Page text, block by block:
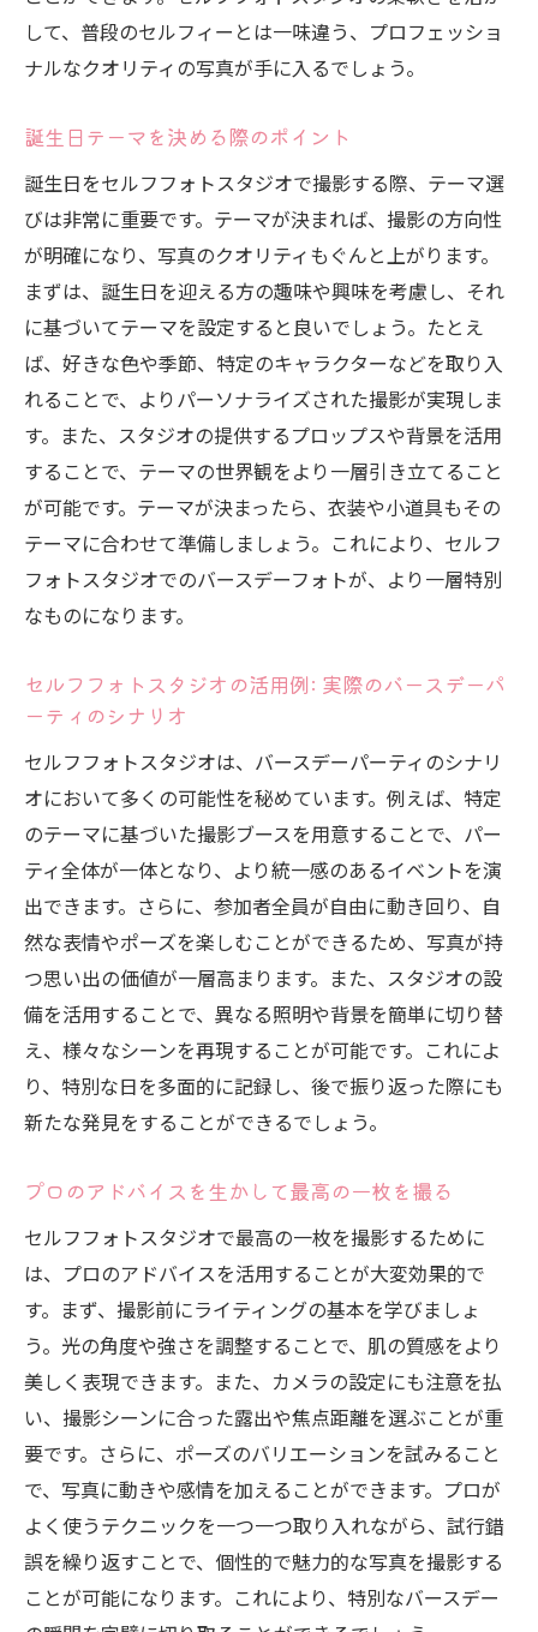
自由度が高いからこそ生まれるクリエイテ
ィブな写真
でのバースデー撮影
人気のテーマを取り入れたバースデー撮影
のアイディア
セルフフォトスタジオでのテーマ別撮影例
限られた時間で最大限の効果を得るための
テーマ選び
家族写真や個人写真、それぞれのテーマの
工夫
テーマに沿ったデコレーションのアイディ
ア
撮影後の写真加工でテーマを強調する方法
家族と友人と楽しむセルフフォトスタジオでの
特別な一日
ション術
友人と撮影する際のポーズや演出
セルフフォトスタジオでの団体撮影のコツ
みんなで楽しめる！テーマに合わせたゲー
ムやアクティビティ
思い出に残る瞬間を共有するためのグルー
プ撮影
写真だけでなく、動画にもチャレンジして
みよう
セルフフォトスタジオで撮る高品質なバースデ
ーフォトのコツ
光の使い方で写真の印象を変える
ク
背景選びで写真全体の雰囲気を統一する
動きのある写真を撮るためのシャッタース
ピードの調整
トリミングと構図で写真を引き立てる
シンプルな加工で写真をさらに美しく
プロ仕様の設備で実現するセルフフォトスタジ
オでの思い出作り
セルフフォトスタジオの設備を知り尽くす
プロ仕様のカメラとレンズの違いを理解す
る
ライティング機材を使った撮影テクニック
して、普段のセルフィーとは一味違う、プロフェッショ
ナルなクオリティの写真が手に入るでしょう。
誕生日テーマを決める際のポイント
誕生日をセルフフォトスタジオで撮影する際、テーマ選
びは非常に重要です。テーマが決まれば、撮影の方向性
が明確になり、写真のクオリティもぐんと上がります。
まずは、誕生日を迎える方の趣味や興味を考慮し、それ
に基づいてテーマを設定すると良いでしょう。たとえ
ば、好きな色や季節、特定のキャラクターなどを取り入
れることで、よりパーソナライズされた撮影が実現しま
す。また、スタジオの提供するプロップスや背景を活用
することで、テーマの世界観をより一層引き立てること
が可能です。テーマが決まったら、衣装や小道具もその
テーマに合わせて準備しましょう。これにより、セルフ
フォトスタジオでのバースデーフォトが、より一層特別
なものになります。
セルフフォトスタジオの活用例: 実際のバースデーパ
ーティのシナリオ
セルフフォトスタジオは、バースデーパーティのシナリ
オにおいて多くの可能性を秘めています。例えば、特定
のテーマに基づいた撮影ブースを用意することで、パー
ティ全体が一体となり、より統一感のあるイベントを演
出できます。さらに、参加者全員が自由に動き回り、自
然な表情やポーズを楽しむことができるため、写真が持
つ思い出の価値が一層高まります。また、スタジオの設
備を活用することで、異なる照明や背景を簡単に切り替
え、様々なシーンを再現することが可能です。これによ
り、特別な日を多面的に記録し、後で振り返った際にも
新たな発見をすることができるでしょう。
プロのアドバイスを生かして最高の一枚を撮る
セルフフォトスタジオで最高の一枚を撮影するために
は、プロのアドバイスを活用することが大変効果的で
す。まず、撮影前にライティングの基本を学びましょ
う。光の角度や強さを調整することで、肌の質感をより
美しく表現できます。また、カメラの設定にも注意を払
い、撮影シーンに合った露出や焦点距離を選ぶことが重
要です。さらに、ポーズのバリエーションを試みること
で、写真に動きや感情を加えることができます。プロが
よく使うテクニックを一つ一つ取り入れながら、試行錯
誤を繰り返すことで、個性的で魅力的な写真を撮影する
ことが可能になります。これにより、特別なバースデー